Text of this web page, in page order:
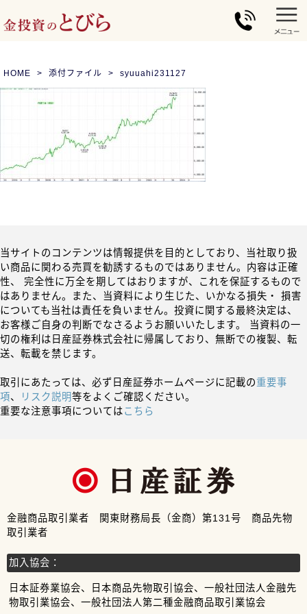
HOME 添付ファイル syuuahi231127
当サイトのコンテンツは情報提供を目的としており、当社取り扱
い商品に関わる売買を勧誘するものではありません。内容は正確
性、 完全性に万全を期してはおりますが、これを保証するもので
はありません。また、当資料により生じた、いかなる損失・ 損害
についても当社は責任を負いません。投資に関する最終決定は、
お客様ご自身の判断でなさるようお願いいたします。 当資料の一
切の権利は日産証券株式会社に帰属しており、無断での複製、転
送、転載を禁じます。
取引にあたっては、必ず日産証券ホームページに記載の重要事
項、 リスク説明等をよくご確認ください。
重要な注意事項についてはこちら
金融商品取引業者 関東財務局長（金商）第131号 商品先物
取引業者
加入協会：
日本証券業協会、日本商品先物取引協会、一般社団法人金融先
物取引業協会、一般社団法人第二種金融商品取引業協会